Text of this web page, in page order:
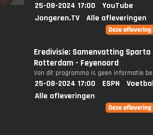
25-08-2024 17:00
YouTube
Jongeren.TV
Alle afleveringen
Eredivisie: Samenvatting Sparta
Rotterdam - Feyenoord
Van dit programma is geen informatie
25-08-2024 17:00 ESPN
Alle afleveringen